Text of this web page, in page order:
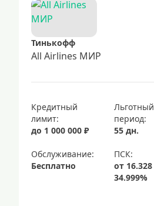
Тинькофф
All Airlines МИР
Кредитный
лимит:
до 1 000 000 ₽
Льготный
период:
55 дн.
Обслуживание:
Бесплатно